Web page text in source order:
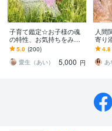
子育て鑑定☆お子様の魂
の特性、お気持ちをみま
す 子育ての悩みからの解
放、お子様の才能を引き
出したい方へ
5.0 (200)
愛生（あい）
5,000 円
人間
寄り
しま
家/親
マ友/
4.8